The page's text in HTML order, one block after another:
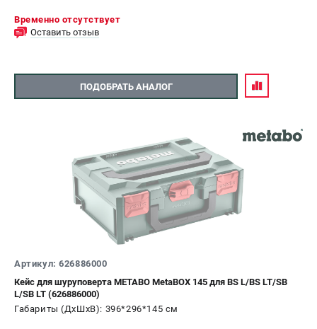
Временно отсутствует
Оставить отзыв
ПОДОБРАТЬ АНАЛОГ
Артикул: 626886000
Кейс для шуруповерта METABO MetaBOX 145 для BS L/BS LT/SB
L/SB LT (626886000)
Габариты (ДхШхВ): 396*296*145 см